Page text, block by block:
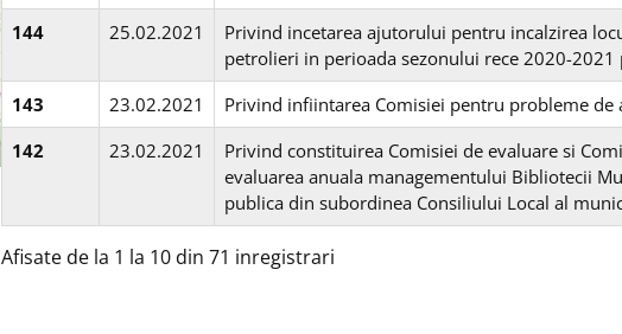
144
25.02.2021
Privind incetarea ajutorului pentru incalzirea
petrolieri in perioada sezonului rece 2020-2021
143
23.02.2021
Privind infiintarea Comisiei pentru probleme
142
23.02.2021
Privind constituirea Comisiei de evaluare si
evaluarea anuala managementului Bibliotecii
publica din subordinea Consiliului Local al
Afisate de la 1 la 10 din 71 inregistrari